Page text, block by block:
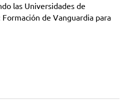
las Universidades de
de Vanguardia para